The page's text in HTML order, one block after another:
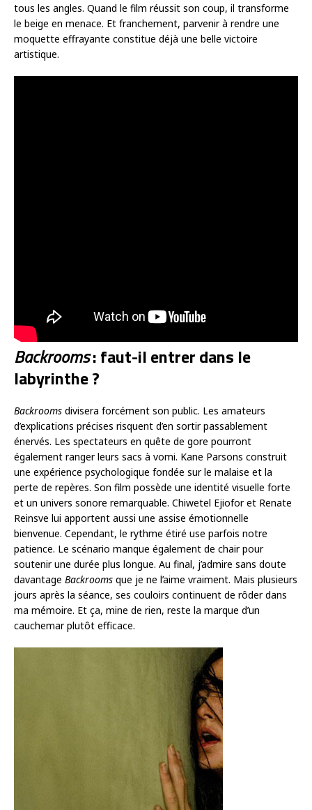
tous les angles. Quand le film réussit son coup, il transforme
le beige en menace. Et franchement, parvenir à rendre une
moquette effrayante constitue déjà une belle victoire
artistique.
Backrooms: faut-il entrer dans le
labyrinthe ?
Backrooms divisera forcément son public. Les amateurs
d’explications précises risquent d’en sortir passablement
énervés. Les spectateurs en quête de gore pourront
également ranger leurs sacs à vomi. Kane Parsons construit
une expérience psychologique fondée sur le malaise et la
perte de repères. Son film possède une identité visuelle forte
et un univers sonore remarquable. Chiwetel Ejiofor et Renate
Reinsve lui apportent aussi une assise émotionnelle
bienvenue. Cependant, le rythme étiré use parfois notre
patience. Le scénario manque également de chair pour
soutenir une durée plus longue. Au final, j’admire sans doute
davantage Backrooms que je ne l’aime vraiment. Mais plusieurs
jours après la séance, ses couloirs continuent de rôder dans
ma mémoire. Et ça, mine de rien, reste la marque d’un
cauchemar plutôt efficace.